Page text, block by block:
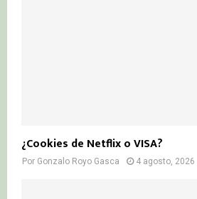
¿Cookies de Netflix o VISA?
Por Gonzalo Royo Gasca 4 agosto, 2026